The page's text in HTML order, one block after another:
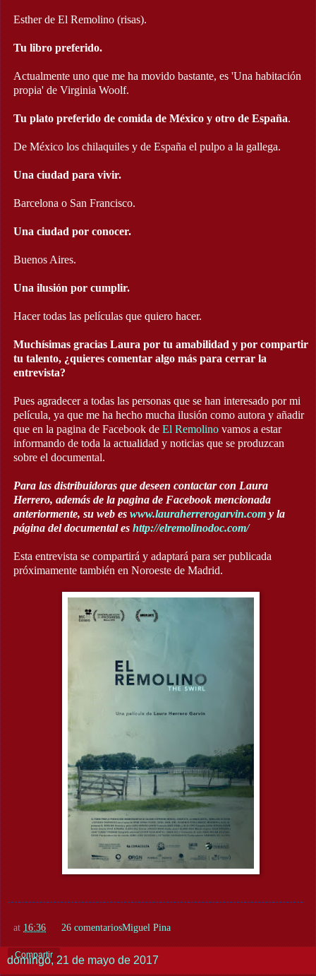
Esther de El Remolino (risas).
Tu libro preferido.
Actualmente uno que me ha movido bastante, es 'Una habitación
propia' de Virginia Woolf.
Tu plato preferido de comida de México y otro de España.
De México los chilaquiles y de España el pulpo a la gallega.
Una ciudad para vivir.
Barcelona o San Francisco.
Una ciudad por conocer.
Buenos Aires.
Una ilusión por cumplir.
Hacer todas las películas que quiero hacer.
Muchísimas gracias Laura por tu amabilidad y por compartir
tu talento, ¿quieres comentar algo más para cerrar la
entrevista?
Pues agradecer a todas las personas que se han interesado por mi
película, ya que me ha hecho mucha ilusión como autora y añadir
que en la pagina de Facebook de El Remolino vamos a estar
informando de toda la actualidad y noticias que se produzcan
sobre el documental.
Para las distribuidoras que deseen contactar con Laura
Herrero, además de la pagina de Facebook mencionada
anteriormente, su web es www.lauraherrerogarvin.com y la
página del documental es http://elremolinodoc.com/
Esta entrevista se compartirá y adaptará para ser publicada
próximamente también en Noroeste de Madrid.
Miguel Pina
at 16:36 26 comentarios
Compartir
domingo, 21 de mayo de 2017